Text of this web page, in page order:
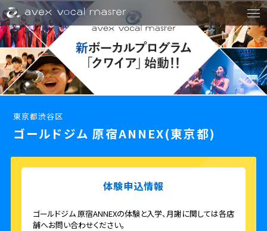
東京都渋谷区
ゴールドジム 原宿ANNEX(東京都)
体験申込情報
ゴールドジム 原宿ANNEXの体験と入学、月謝に関しては各店
舗へお問い合わせください。